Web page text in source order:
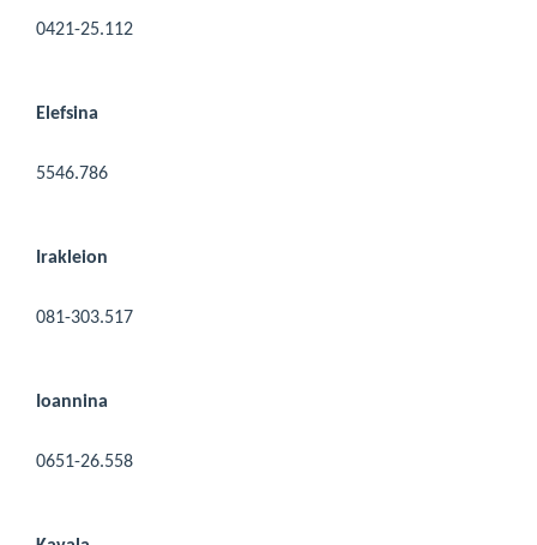
0421-25.112
Elefsina
5546.786
Irakleion
081-303.517
Ioannina
0651-26.558